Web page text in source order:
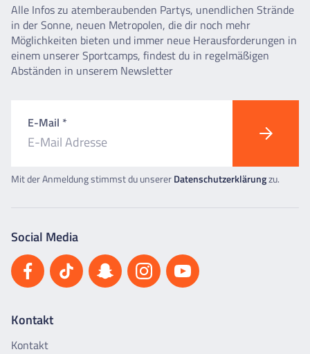
Alle Infos zu atemberaubenden Partys, unendlichen Strände
in der Sonne, neuen Metropolen, die dir noch mehr
Möglichkeiten bieten und immer neue Herausforderungen in
einem unserer Sportcamps, findest du in regelmäßigen
Abständen in unserem Newsletter
E-Mail *
Mit der Anmeldung stimmst du unsererDatenschutzerklärungzu.
Social Media
Kontakt
Kontakt